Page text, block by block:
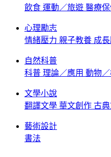
飲食 運動／旅遊 醫療
心理勵志
情緒壓力 親子教養 成
自然科普
科普 理論／應用 動物
文學小說
翻譯文學 華文創作 古
藝術設計
書法